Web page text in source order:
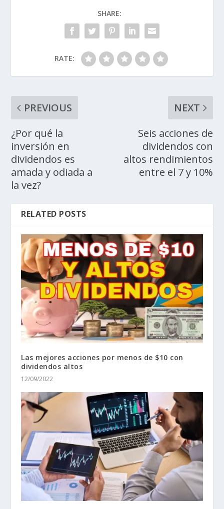
SHARE:
RATE:
PREVIOUS
¿Por qué la
inversión en
dividendos es
amada y odiada a
la vez?
NEXT
Seis acciones de
dividendos con
altos rendimientos
entre el 7 y 10%
RELATED POSTS
Las mejores acciones por menos de $10 con
dividendos altos
12/09/2022